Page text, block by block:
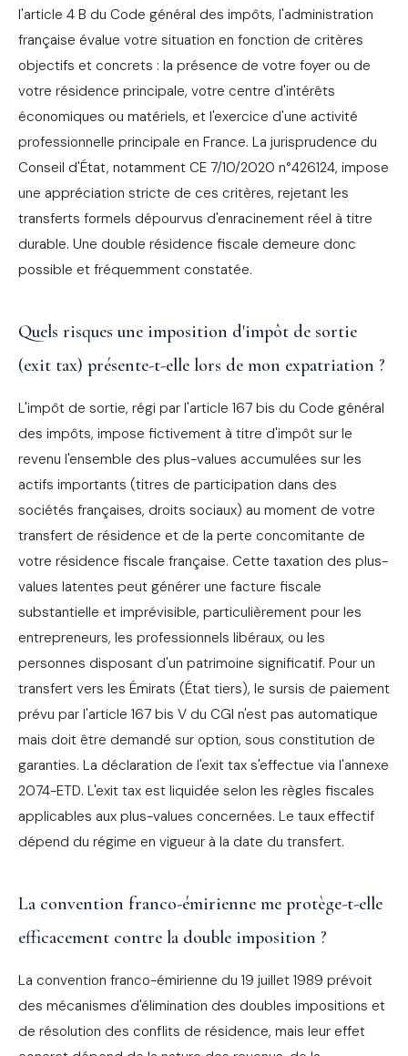
l'article 4 B du Code général des impôts, l'administration
française évalue votre situation en fonction de critères
objectifs et concrets : la présence de votre foyer ou de
votre résidence principale, votre centre d'intérêts
économiques ou matériels, et l'exercice d'une activité
professionnelle principale en France. La jurisprudence du
Conseil d'État, notamment CE 7/10/2020 n°426124, impose
une appréciation stricte de ces critères, rejetant les
transferts formels dépourvus d'enracinement réel à titre
durable. Une double résidence fiscale demeure donc
possible et fréquemment constatée.
Quels risques une imposition d'impôt de sortie
(exit tax) présente-t-elle lors de mon expatriation ?
L'impôt de sortie, régi par l'article 167 bis du Code général
des impôts, impose fictivement à titre d'impôt sur le
revenu l'ensemble des plus-values accumulées sur les
actifs importants (titres de participation dans des
sociétés françaises, droits sociaux) au moment de votre
transfert de résidence et de la perte concomitante de
votre résidence fiscale française. Cette taxation des plus-
values latentes peut générer une facture fiscale
substantielle et imprévisible, particulièrement pour les
entrepreneurs, les professionnels libéraux, ou les
personnes disposant d'un patrimoine significatif. Pour un
transfert vers les Émirats (État tiers), le sursis de paiement
prévu par l'article 167 bis V du CGI n'est pas automatique
mais doit être demandé sur option, sous constitution de
garanties. La déclaration de l'exit tax s'effectue via l'annexe
2074-ETD. L'exit tax est liquidée selon les règles fiscales
applicables aux plus-values concernées. Le taux effectif
dépend du régime en vigueur à la date du transfert.
La convention franco-émirienne me protège-t-elle
efficacement contre la double imposition ?
La convention franco-émirienne du 19 juillet 1989 prévoit
des mécanismes d'élimination des doubles impositions et
de résolution des conflits de résidence, mais leur effet